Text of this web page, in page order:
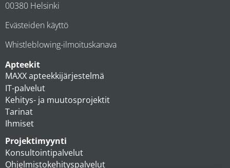
00380 Helsinki
Evästeiden käyttö
Whistleblowing-ilmoituskanava
Apteekit
MAXX apteekkijärjestelmä
IT-palvelut
Kehitys- ja muutosprojektit
Tarinat
Ihmiset
Projektimyynti
Konsultointipalvelut
Ohjelmistokehityspalvelut